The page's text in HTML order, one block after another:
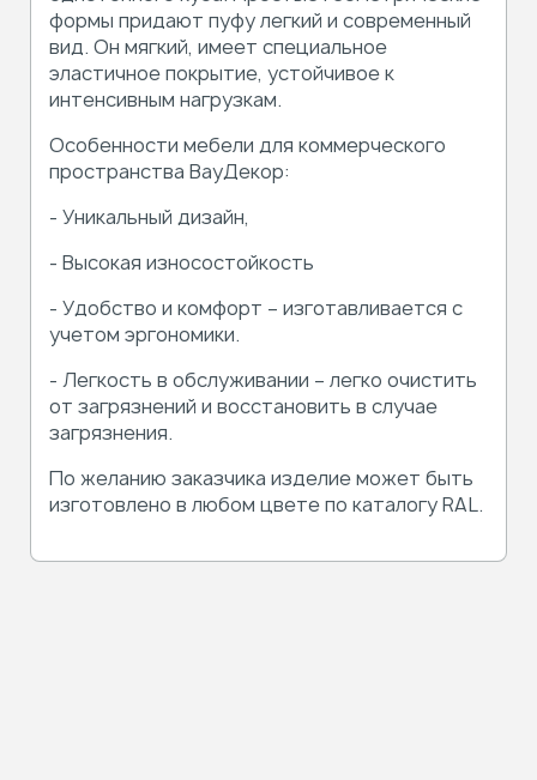
формы придают пуфу легкий и современный
вид. Он мягкий, имеет специальное
эластичное покрытие, устойчивое к
интенсивным нагрузкам.
Особенности мебели для коммерческого
пространства ВауДекор:
- Уникальный дизайн,
- Высокая износостойкость
- Удобство и комфорт – изготавливается с
учетом эргономики.
- Легкость в обслуживании – легко очистить
от загрязнений и восстановить в случае
загрязнения.
По желанию заказчика изделие может быть
изготовлено в любом цвете по каталогу RAL.